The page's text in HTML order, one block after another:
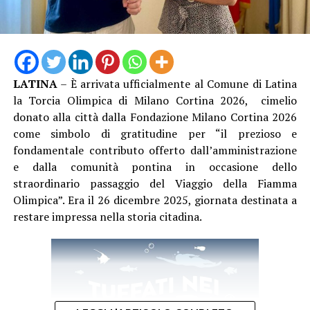
federale di Allenatore, che gli consente di guidare
formazioni d’Eccellenza e squadre senior fino alla Serie
B Nazionale, un ulteriore tassello nel suo percorso di
crescita tecnica.
Una crescita costante che oggi la società sceglie di
mettere nuovamente al servizio del proprio settore
giovanile, con la convinzione che investire nelle persone
significhi investire nel futuro del club.
LATINA– È arrivata ufficialmente al Comune di Latina
la Torcia Olimpica di Milano Cortina 2026, cimelio
donato alla città dalla Fondazione Milano Cortina 2026
come simbolo di gratitudine per “il prezioso e
fondamentale contributo offerto dall’amministrazione
e dalla comunità pontina in occasione dello
straordinario passaggio del Viaggio della Fiamma
Olimpica”. Era il 26 dicembre 2025, giornata destinata a
restare impressa nella storia citadina.